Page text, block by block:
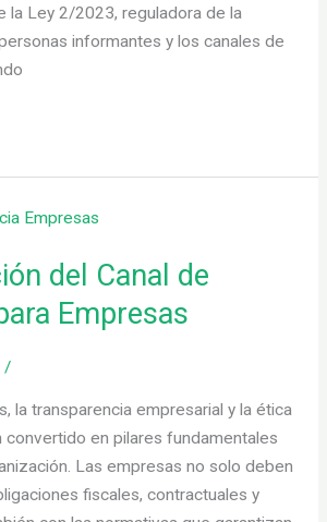
la Ley 2/2023, reguladora de la
informantes y los canales de
del Canal de
Empresas
/
la transparencia empresarial y la ética
convertido en pilares fundamentales
Las empresas no solo deben
fiscales, contractuales y